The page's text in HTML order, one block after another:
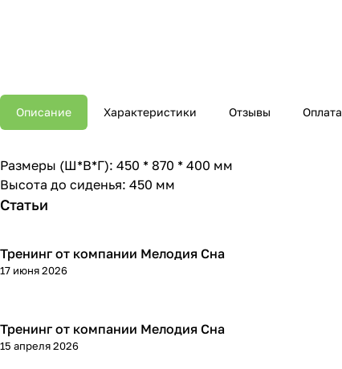
Описание Характеристики Отзывы Оплата
Размеры (Ш*В*Г): 450 * 870 * 400 мм
Высота до сиденья: 450 мм
Статьи
Тренинг от компании Мелодия Сна
17 июня 2026
Тренинг от компании Мелодия Сна
15 апреля 2026